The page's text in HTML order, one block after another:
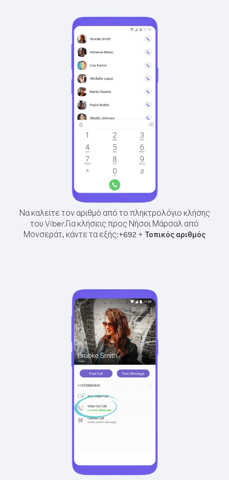
Να καλείτε τον αριθμό από το πληκτρολόγιο κλήσης
του Viber.Για κλήσεις προς Νήσοι Μάρσαλ από
Μονσεράτ, κάντε τα εξής:+692 + Τοπικός αριθμός